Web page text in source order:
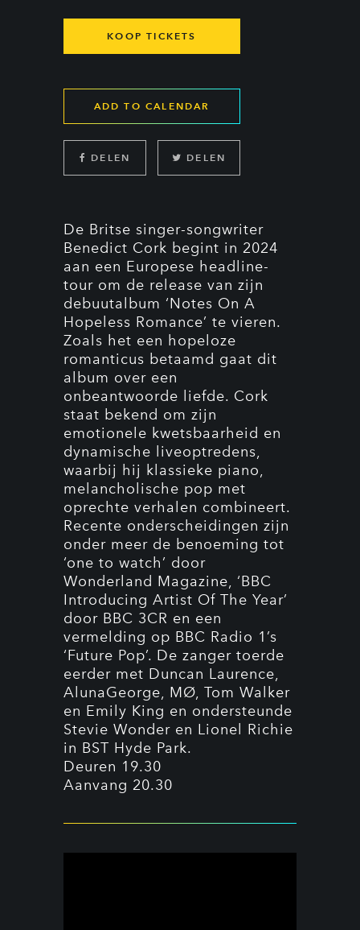
KOOP TICKETS
ADD TO CALENDAR
DELEN DELEN
De Britse singer-songwriter
Benedict Cork begint in 2024
aan een Europese headline-
tour om de release van zijn
debuutalbum ‘Notes On A
Hopeless Romance’ te vieren.
Zoals het een hopeloze
romanticus betaamd gaat dit
album over een
onbeantwoorde liefde. Cork
staat bekend om zijn
emotionele kwetsbaarheid en
dynamische liveoptredens,
waarbij hij klassieke piano,
melancholische pop met
oprechte verhalen combineert.
Recente onderscheidingen zijn
onder meer de benoeming tot
‘one to watch’ door
Wonderland Magazine, ‘BBC
Introducing Artist Of The Year’
door BBC 3CR en een
vermelding op BBC Radio 1’s
‘Future Pop’. De zanger toerde
eerder met Duncan Laurence,
AlunaGeorge, MØ, Tom Walker
en Emily King en ondersteunde
Stevie Wonder en Lionel Richie
in BST Hyde Park.
Deuren 19.30
Aanvang 20.30